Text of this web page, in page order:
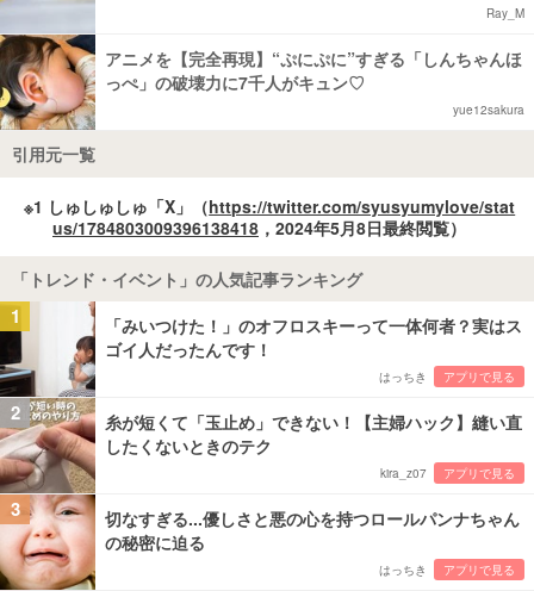
Ray_M
アニメを【完全再現】“ぷにぷに”すぎる「しんちゃんほ
っぺ」の破壊力に7千人がキュン♡
yue12sakura
引用元一覧
※1 しゅしゅしゅ「X」（https://twitter.com/syusyumylove/stat
us/1784803009396138418 ，2024年5月8日最終閲覧）
「トレンド・イベント」の人気記事ランキング
1
「みいつけた！」のオフロスキーって一体何者？実はス
ゴイ人だったんです！
はっちき アプリで見る
2
糸が短くて「玉止め」できない！【主婦ハック】縫い直
したくないときのテク
kira_z07 アプリで見る
3
切なすぎる...優しさと悪の心を持つロールパンナちゃん
の秘密に迫る
はっちき アプリで見る